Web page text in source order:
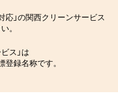
応」の関西クリーンサービス
。
ス」は
録名称です。